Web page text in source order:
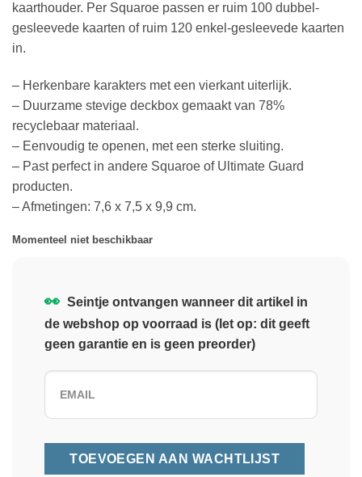
kaarthouder. Per Squaroe passen er ruim 100 dubbel-
gesleevede kaarten of ruim 120 enkel-gesleevede kaarten
in.
– Herkenbare karakters met een vierkant uiterlijk.
– Duurzame stevige deckbox gemaakt van 78%
recyclebaar materiaal.
– Eenvoudig te openen, met een sterke sluiting.
– Past perfect in andere Squaroe of Ultimate Guard
producten.
– Afmetingen: 7,6 x 7,5 x 9,9 cm.
Momenteel niet beschikbaar
👀 Seintje ontvangen wanneer dit artikel in
de webshop op voorraad is (let op: dit geeft
geen garantie en is geen preorder)